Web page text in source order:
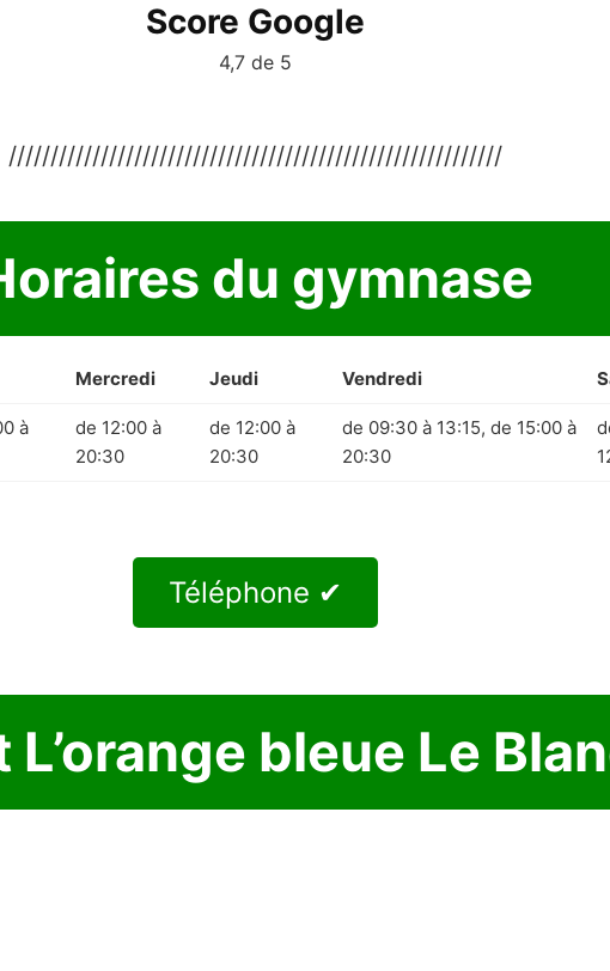
Score Google
4,7 de 5
///////////////////////////////////////////////////////////
du gymnase
Mercredi Jeudi Vendredi
à
de 12:00 à
20:30
de 12:00 à
20:30
de 09:30 à 13:15, de 15:00 à
20:30
Téléphone ✔
L’orange bleue Le